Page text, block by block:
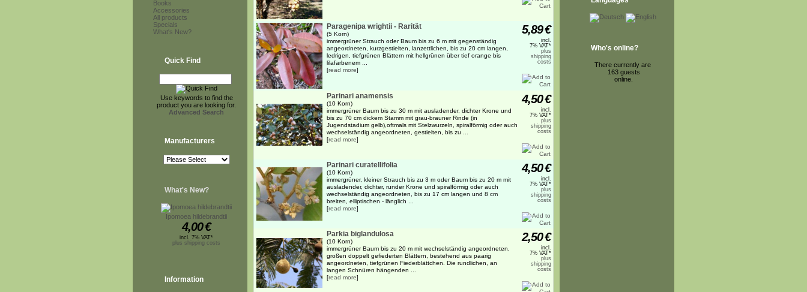
Books
Accessories
All products
Specials
What's New?
Quick Find
Use keywords to find the
product you are looking for.
Advanced Search
Manufacturers
What's New?
Ipomoea hildebrandtii
4,00€
incl. 7% VAT*
plus shipping costs
Information
Paragenipa wrightii - Rarität
(5 Korn)
immergrüner Strauch oder Baum bis zu 6 m mit gegenständig
angeordneten, kurzgestielten, lanzettlichen, bis zu 20 cm langen,
ledrigen, tiefgrünen Blättern mit hellgrünen über tief orange bis
lilafarbenem ...
[read more]
5,89€
incl.
7% VAT*
plus
shipping
costs
Parinari anamensis
(10 Korn)
immergrüner Baum bis zu 30 m mit ausladender, dichter Krone und
bis zu 70 cm dickem Stamm mit grau-brauner Rinde (in
Jugendstadium gelb),oftmals mit Stelzwurzeln, spiralförmig oder auch
wechselständig angeordneten, gestielten, bis zu ...
[read more]
4,50€
incl.
7% VAT*
plus
shipping
costs
Parinari curatellifolia
(10 Korn)
immergrüner, kleiner Strauch bis zu 3 m oder Baum bis zu 20 m mit
ausladender, dichter, runder Krone und spiralförmig oder auch
wechselständig angeordneten, bis zu 17 cm langen und 8 cm
breiten, elliptischen - länglich ...
[read more]
4,50€
incl.
7% VAT*
plus
shipping
costs
Parkia biglandulosa
(10 Korn)
immergrüner Baum bis zu 20 m mit wechselständig angeordneten,
großen doppelt gefiederten Blättern, bestehend aus paarig
angeordneten, tiefgrünen Fiederblättchen. Die rundlichen, an
langen Schnüren hängenden ...
[read more]
2,50€
incl.
7% VAT*
plus
shipping
costs
Who's online?
There currently are
163 guests
online.